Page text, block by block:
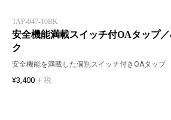
TAP-047-10BK
安全機能満載スイッチ付OAタップ
ク
安全機能を満載した個別スイッチ付きOAタップ
¥3,400 + 税